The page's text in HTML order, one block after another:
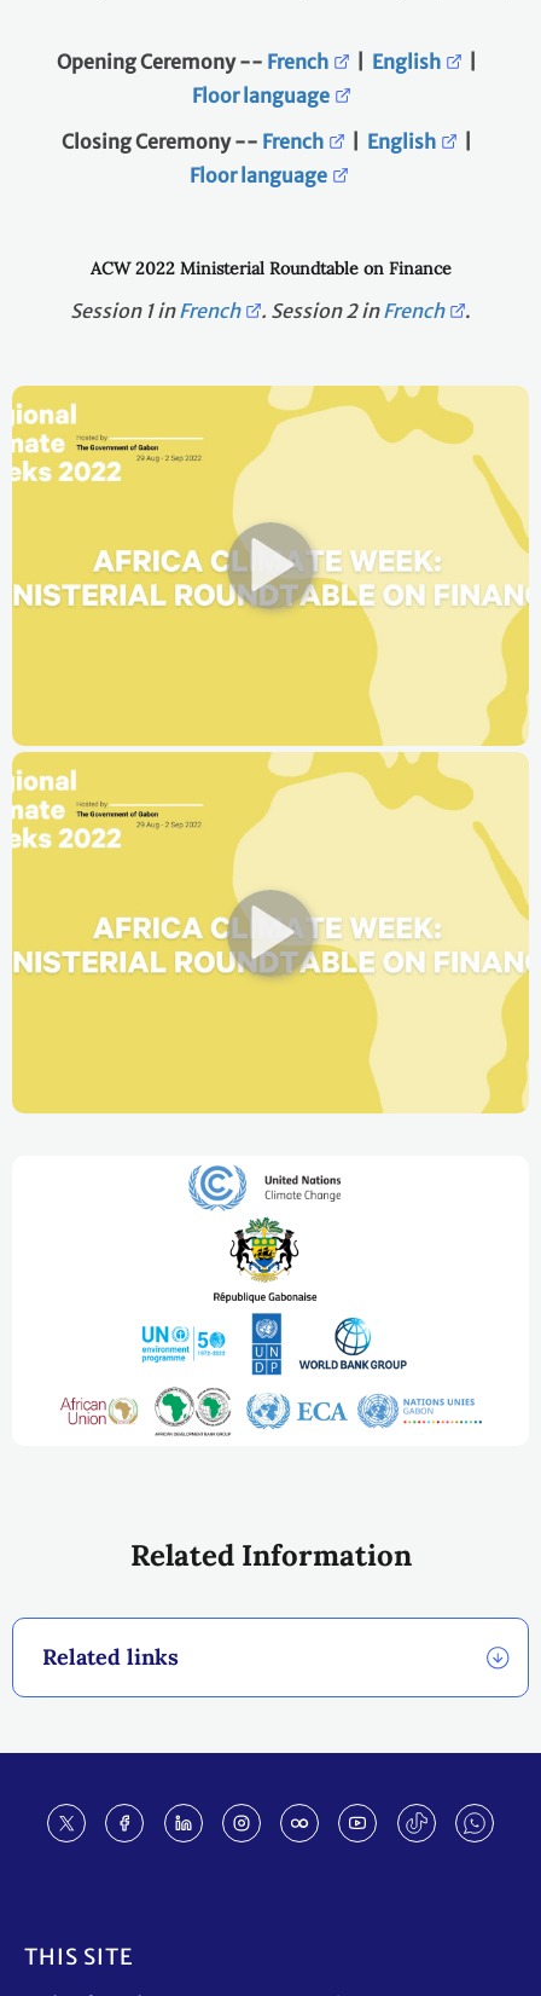
Related Information
Related links
Opening Ceremony -- French English
Floor language
Closing Ceremony -- French English
Floor language
ACW 2022 Ministerial Roundtable on Finance
Session 1 inFrench . Session 2 inFrench .
THIS SITE